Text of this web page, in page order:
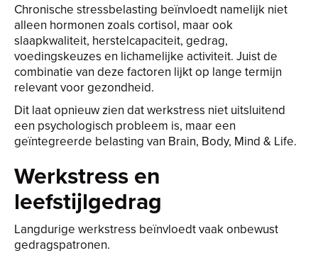
Chronische stressbelasting beïnvloedt namelijk niet
alleen hormonen zoals cortisol, maar ook
slaapkwaliteit, herstelcapaciteit, gedrag,
voedingskeuzes en lichamelijke activiteit. Juist de
combinatie van deze factoren lijkt op lange termijn
relevant voor gezondheid.
Dit laat opnieuw zien dat werkstress niet uitsluitend
een psychologisch probleem is, maar een
geïntegreerde belasting van Brain, Body, Mind & Life.
Werkstress en
leefstijlgedrag
Langdurige werkstress beïnvloedt vaak onbewust
gedragspatronen.